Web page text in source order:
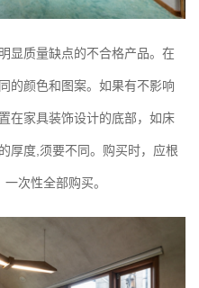
显质量缺点的不合格产品。在
的颜色和图案。如果有不影响
在家具装饰设计的底部，如床
厚度,须要不同。购买时，应根
次性全部购买。